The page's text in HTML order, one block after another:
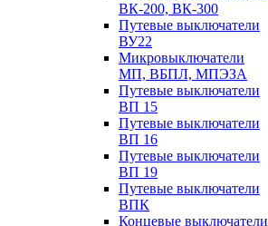
ВК-200, ВК-300
Путевые выключатели
ВУ22
Микровыключатели
МП, ВБПЛ, МПЭЗА
Путевые выключатели
ВП 15
Путевые выключатели
ВП 16
Путевые выключатели
ВП 19
Путевые выключатели
ВПК
Концевые выключатели